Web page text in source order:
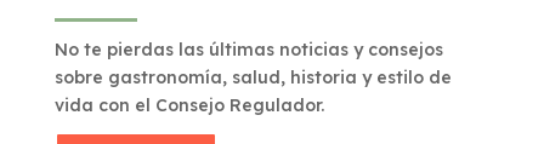
No te pierdas las últimas noticias y consejos
sobre gastronomía, salud, historia y estilo de
vida con el Consejo Regulador.